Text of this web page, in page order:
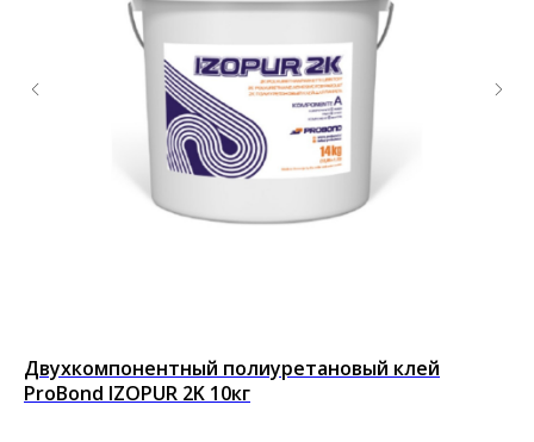
Двухкомпонентный полиуретановый клей
ProBond IZOPUR 2K 10кг